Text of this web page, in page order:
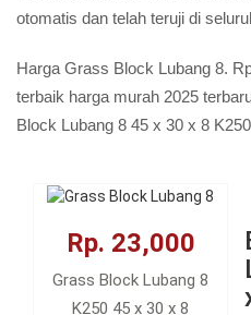
otomatis dan telah teruji di
Harga Grass Block Lubang 8.
terbaik harga murah 2025
Block Lubang 8 45 x 30 x 8
Rp. 23,000
Grass Block Lubang 8
K250 45 x 30 x 8